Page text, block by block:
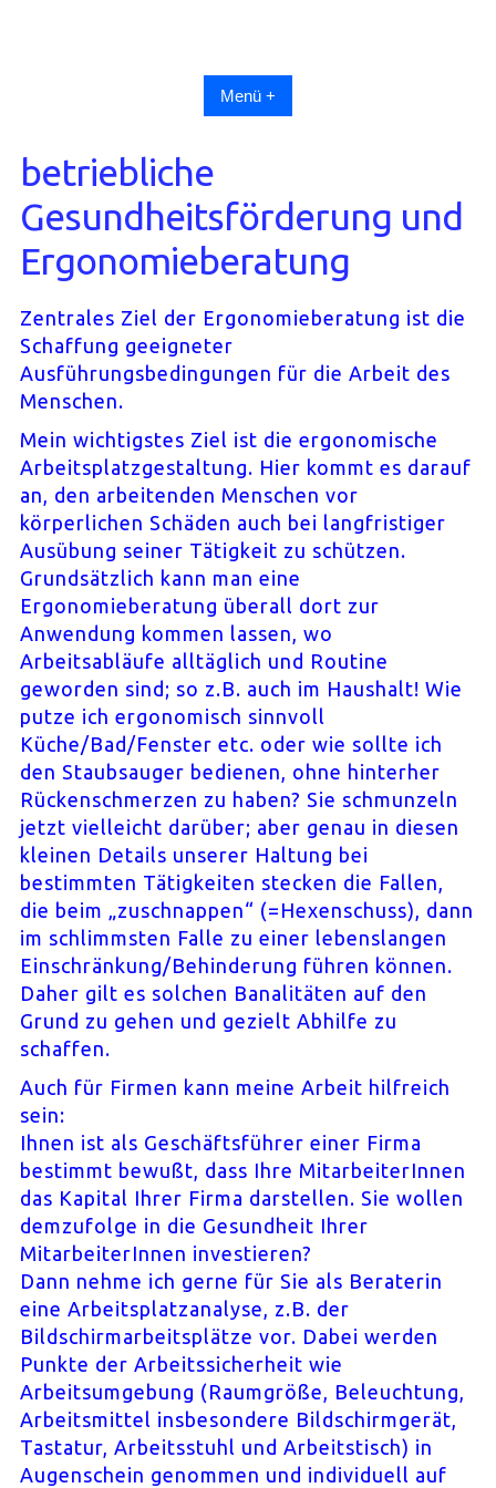
Menü +
betriebliche
Gesundheitsförderung und
Ergonomieberatung
Zentrales Ziel der Ergonomieberatung ist die
Schaffung geeigneter
Ausführungsbedingungen für die Arbeit des
Menschen.
Mein wichtigstes Ziel ist die ergonomische
Arbeitsplatzgestaltung. Hier kommt es darauf
an, den arbeitenden Menschen vor
körperlichen Schäden auch bei langfristiger
Ausübung seiner Tätigkeit zu schützen.
Grundsätzlich kann man eine
Ergonomieberatung überall dort zur
Anwendung kommen lassen, wo
Arbeitsabläufe alltäglich und Routine
geworden sind; so z.B. auch im Haushalt! Wie
putze ich ergonomisch sinnvoll
Küche/Bad/Fenster etc. oder wie sollte ich
den Staubsauger bedienen, ohne hinterher
Rückenschmerzen zu haben? Sie schmunzeln
jetzt vielleicht darüber; aber genau in diesen
kleinen Details unserer Haltung bei
bestimmten Tätigkeiten stecken die Fallen,
die beim „zuschnappen“ (=Hexenschuss), dann
im schlimmsten Falle zu einer lebenslangen
Einschränkung/Behinderung führen können.
Daher gilt es solchen Banalitäten auf den
Grund zu gehen und gezielt Abhilfe zu
schaffen.
Auch für Firmen kann meine Arbeit hilfreich
sein:
Ihnen ist als Geschäftsführer einer Firma
bestimmt bewußt, dass Ihre MitarbeiterInnen
das Kapital Ihrer Firma darstellen. Sie wollen
demzufolge in die Gesundheit Ihrer
MitarbeiterInnen investieren?
Dann nehme ich gerne für Sie als Beraterin
eine Arbeitsplatzanalyse, z.B. der
Bildschirmarbeitsplätze vor. Dabei werden
Punkte der Arbeitssicherheit wie
Arbeitsumgebung (Raumgröße, Beleuchtung,
Arbeitsmittel insbesondere Bildschirmgerät,
Tastatur, Arbeitsstuhl und Arbeitstisch) in
Augenschein genommen und individuell auf